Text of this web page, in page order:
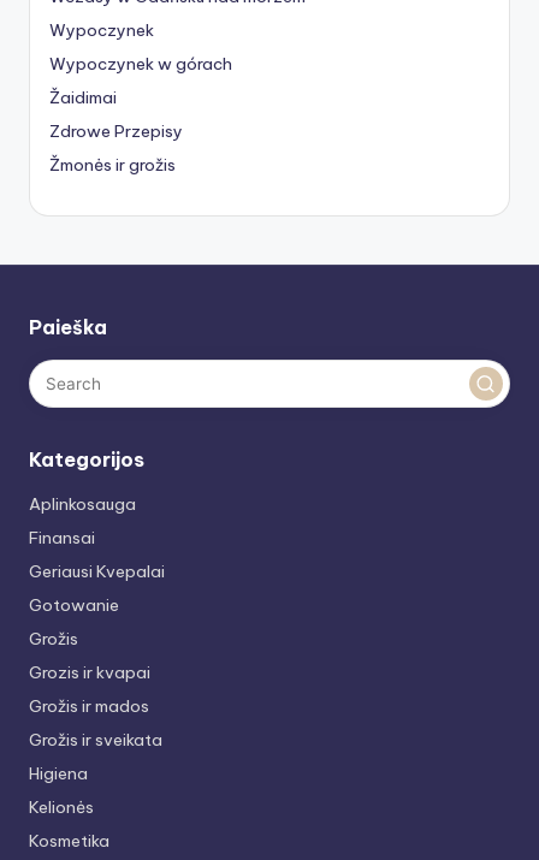
Wypoczynek
Wypoczynek w górach
Žaidimai
Zdrowe Przepisy
Žmonės ir grožis
Paieška
Kategorijos
Aplinkosauga
Finansai
Geriausi Kvepalai
Gotowanie
Grožis
Grozis ir kvapai
Grožis ir mados
Grožis ir sveikata
Higiena
Kelionės
Kosmetika